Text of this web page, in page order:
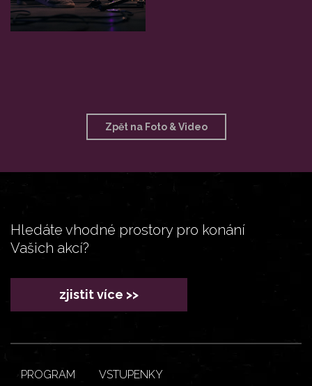
Zpět na Foto & Video
Hledáte vhodné prostory pro konání
Vašich akcí?
zjistit více >>
PROGRAM
VSTUPENKY